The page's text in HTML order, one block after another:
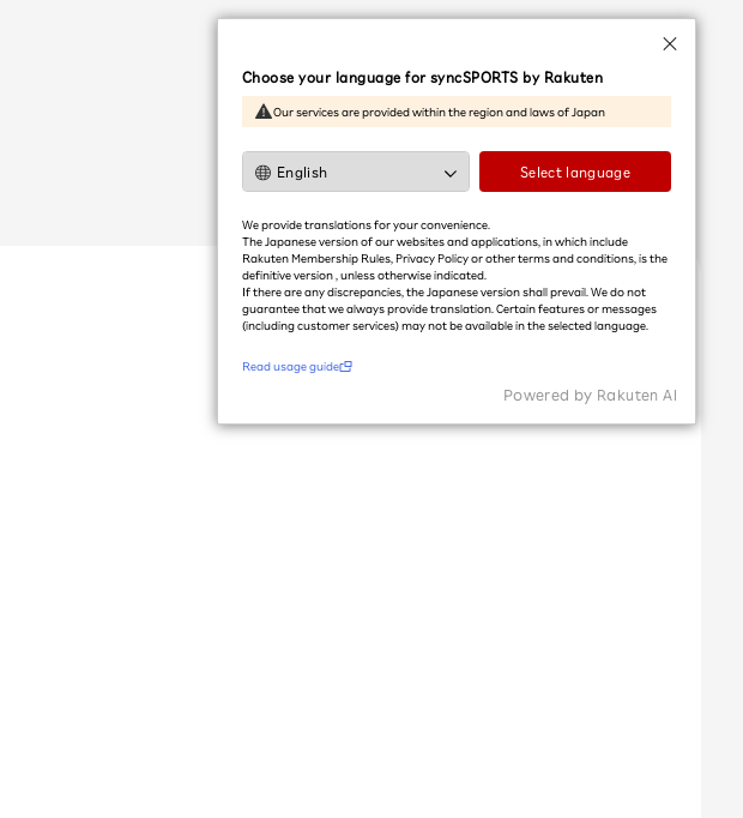
日本語
English
한국어
Choose your language for syncSPORTS by Rakuten
Our services are provided within the region and laws of Japan
Select language
We provide translations for your convenience.
The Japanese version of our websites and applications, in which include
Rakuten Membership Rules, Privacy Policy or other terms and conditions, is the
definitive version , unless otherwise indicated.
If there are any discrepancies, the Japanese version shall prevail. We do not
guarantee that we always provide translation. Certain features or messages
(including customer services) may not be available in the selected language.​
Read usage guide
Powered by Rakuten Al
利用ガイドを読む